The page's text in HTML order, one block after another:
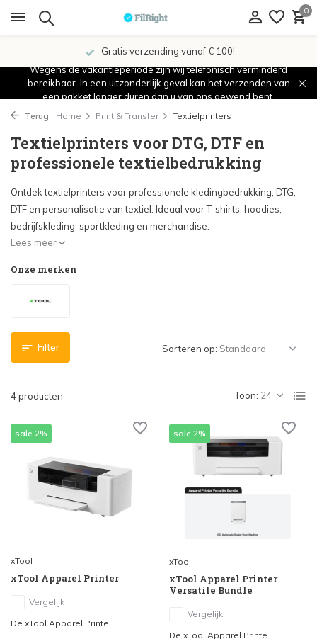
0
Gratis verzending vanaf € 100!
Wegens de vakantieperiode zijn wij telefonisch verminderd
bereikbaar. In een uitzonderlijk geval kan het verzenden van
een pakket langer duren dan u van ons gewend bent.
Terug Home Print & Transfer Textielprinters
Textielprinters voor DTG, DTF en
professionele textielbedrukking
Ontdek textielprinters voor professionele kledingbedrukking, DTG,
DTF en personalisatie van textiel. Ideaal voor T-shirts, hoodies,
bedrijfskleding, sportkleding en merchandise.
Lees meer
Onze merken
Filter
4 producten Toon:
Sorteren op:
sale 2%
xTool
xTool Apparel Printer
Vergelijk
De xTool Apparel Printe...
sale 2%
xTool
xTool Apparel Printer
Versatile Bundle
Vergelijk
De xTool Apparel Printe...